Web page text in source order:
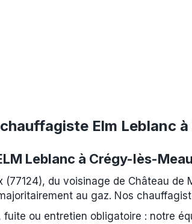
Elm Leblanc
Leblanc à Crégy-lès-
(77124), du voisinage de Château
au gaz. Nos
fuite ou entretien obligatoire : notre